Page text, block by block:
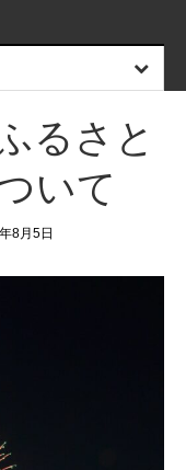
るさと
いて
8月5日